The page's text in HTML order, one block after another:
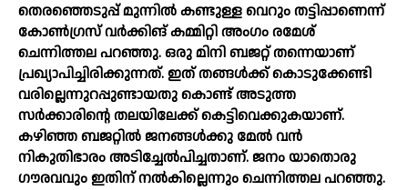
തെരഞ്ഞെടുപ്പ് മുന്നില്‍ കണ്ടുള്ള വെറും തട്ടിപ്പാണെന്ന്
കോണ്‍ഗ്രസ് വര്‍ക്കിങ് കമ്മിറ്റി അംഗം രമേശ്
ചെന്നിത്തല പറഞ്ഞു. ഒരു മിനി ബജറ്റ് തന്നെയാണ്
പ്രഖ്യാപിച്ചിരിക്കുന്നത്. ഇത് തങ്ങള്‍ക്ക് കൊടുക്കേണ്ടി
വരില്ലെന്നുറപ്പുണ്ടായതു കൊണ്ട് അടുത്ത
സര്‍ക്കാരിന്റെ തലയിലേക്ക് കെട്ടിവെക്കുകയാണ്.
കഴിഞ്ഞ ബജറ്റില്‍ ജനങ്ങള്‍ക്കു മേല്‍ വന്‍
നികുതിഭാരം അടിച്ചേല്‍പിച്ചതാണ്. ജനം യാതൊരു
ഗൗരവവും ഇതിന് നല്‍കില്ലെന്നും ചെന്നിത്തല പറഞ്ഞു.